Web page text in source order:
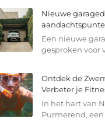
Nieuwe
Een nieuwe
gesproken voor
Ontdek de
Verbeter je
In het hart van
Purmerend,